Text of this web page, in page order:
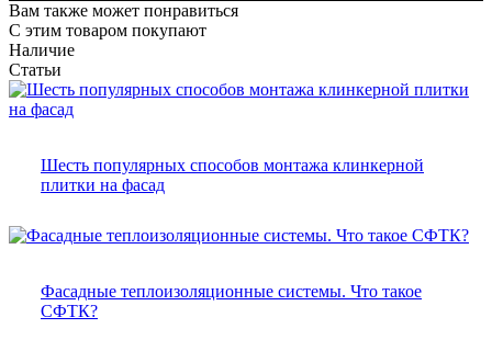
Вам также может понравиться
С этим товаром покупают
Наличие
Статьи
Шесть популярных способов монтажа клинкерной
плитки на фасад
Фасадные теплоизоляционные системы. Что такое
СФТК?